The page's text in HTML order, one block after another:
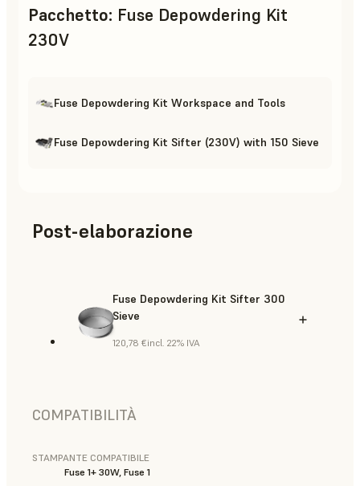
Pacchetto: Fuse Depowdering Kit
230V
Fuse Depowdering Kit Workspace and Tools
Fuse Depowdering Kit Sifter (230V) with 150 Sieve
Post-elaborazione
Fuse Depowdering Kit Sifter 300
Sieve
120,78 €incl. 22% IVA
COMPATIBILITÀ
STAMPANTE COMPATIBILE
Fuse 1+ 30W, Fuse 1